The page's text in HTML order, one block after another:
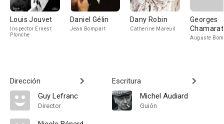
Louis Jouvet
Inspector Ernest
Plonche
Daniel Gélin
Jean Bompart
Dany Robin
Catherine Mareuil
Georges
Chamarat
Auguste
Dirección
Guy Lefranc
Director
Escritura
Michel Audiard
Guión